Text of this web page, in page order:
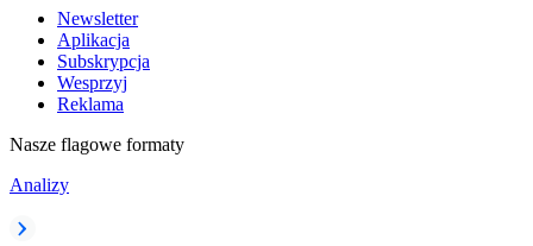
Newsletter
Aplikacja
Subskrypcja
Wesprzyj
Reklama
Nasze flagowe formaty
Analizy